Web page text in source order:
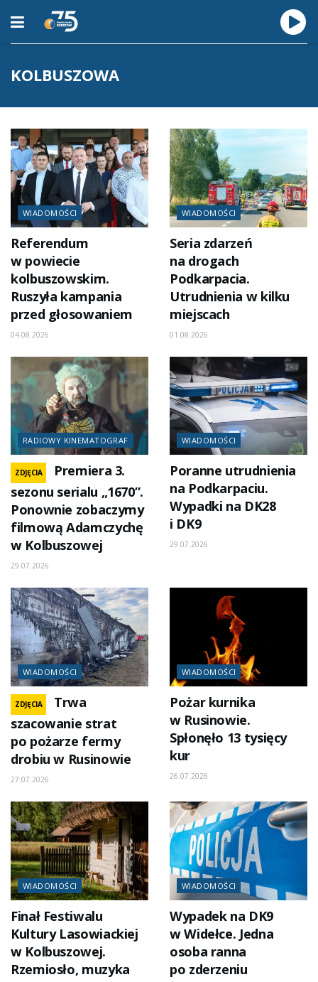
KOLBUSZOWA
WIADOMOŚCI
Referendum
w powiecie
kolbuszowskim.
Ruszyła kampania
przed głosowaniem
04.08.2026
WIADOMOŚCI
Seria zdarzeń
na drogach
Podkarpacia.
Utrudnienia w kilku
miejscach
01.08.2026
RADIOWY KINEMATOGRAF
ZDJĘCIA
Premiera 3.
sezonu serialu „1670”.
Ponownie zobaczymy
filmową Adamczychę
w Kolbuszowej
29.07.2026
WIADOMOŚCI
Poranne utrudnienia
na Podkarpaciu.
Wypadki na DK28
i DK9
29.07.2026
WIADOMOŚCI
ZDJĘCIA
Trwa
szacowanie strat
po pożarze fermy
drobiu w Rusinowie
27.07.2026
WIADOMOŚCI
Pożar kurnika
w Rusinowie.
Spłonęło 13 tysięcy
kur
26.07.2026
WIADOMOŚCI
Finał Festiwalu
Kultury Lasowiackiej
w Kolbuszowej.
Rzemiosło, muzyka
WIADOMOŚCI
Wypadek na DK9
w Widełce. Jedna
osoba ranna
po zderzeniu